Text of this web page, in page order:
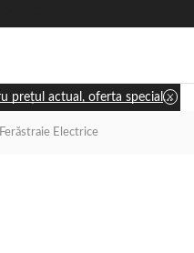
Site-ul are rol de catalog. Pentru prețul actual, oferta specială și disponibilitatea utilajului, apasă „Cere ofertă” și discută cu un consultant.
Ferăstraie Electrice